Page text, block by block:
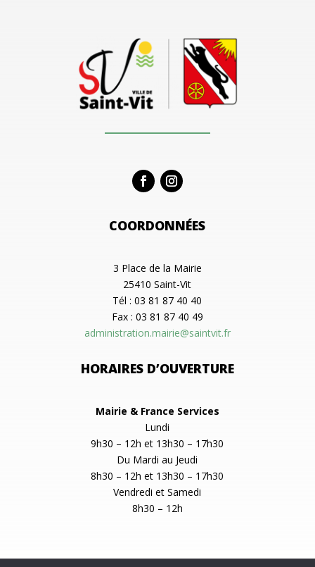
COORDONNÉES
3 Place de la Mairie
25410 Saint-Vit
Tél : 03 81 87 40 40
Fax : 03 81 87 40 49
administration.mairie@saintvit.fr
HORAIRES D’OUVERTURE
Mairie & France Services
Lundi
9h30 – 12h et 13h30 – 17h30
Du Mardi au Jeudi
8h30 – 12h et 13h30 – 17h30
Vendredi et Samedi
8h30 – 12h